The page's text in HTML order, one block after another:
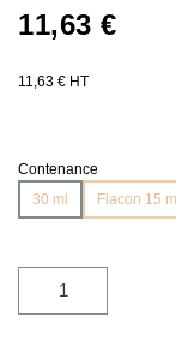
11,63 €
11,63 € HT
Contenance
30 ml
Flacon 15 ml